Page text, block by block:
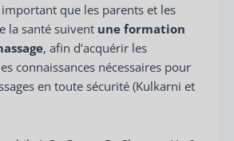
que les parents et les
la santé suivent une formation
, afin d’acquérir les
connaissances nécessaires pour
en toute sécurité (Kulkarni et